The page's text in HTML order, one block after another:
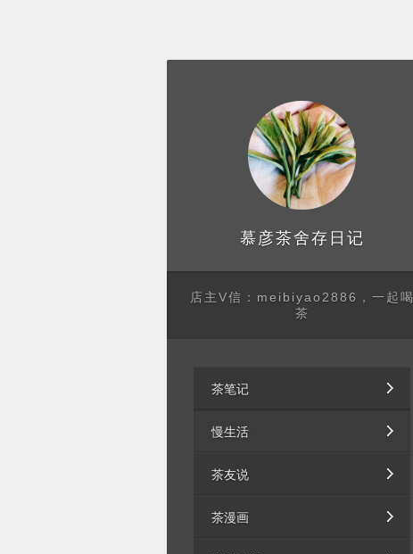
慕彦茶舍存日记
店主V信：meibiyao2886，一起喝
茶
茶笔记
慢生活
茶友说
茶漫画